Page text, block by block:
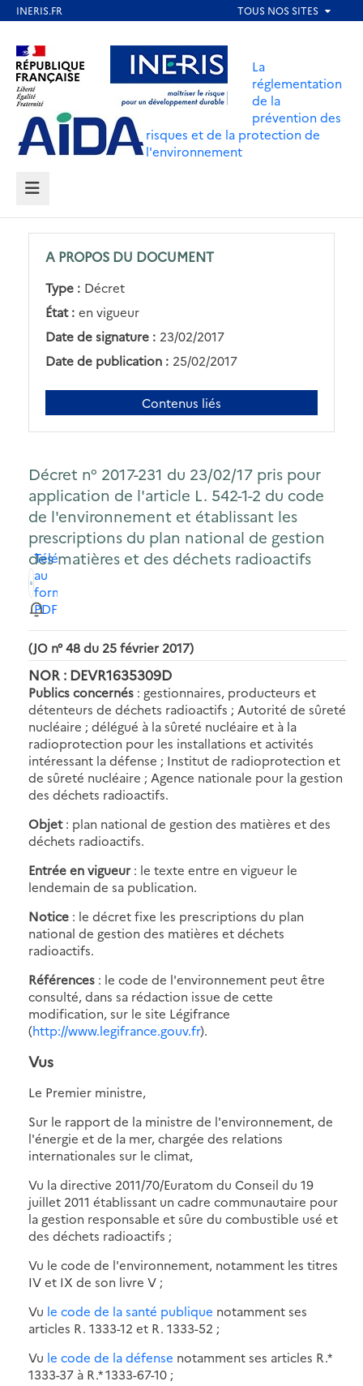
contenu
principal
Aller au contenu Aller au menu
Aller au pied de page
La
réglementation
de la
prévention des
risques et de la protection de
l'environnement
MENU
A PROPOS DU DOCUMENT
Type : Décret
État : en vigueur
Date de signature : 23/02/2017
Date de publication : 25/02/2017
Contenus liés
Décret n° 2017-231 du 23/02/17 pris pour
application de l'article L. 542-1-2 du code
de l'environnement et établissant les
prescriptions du plan national de gestion
des matières et des déchets radioactifs
Télécharger
au
format
PDF
(JO n° 48 du 25 février 2017)
NOR : DEVR1635309D
Publics concernés : gestionnaires, producteurs et
détenteurs de déchets radioactifs ; Autorité de sûreté
nucléaire ; délégué à la sûreté nucléaire et à la
radioprotection pour les installations et activités
intéressant la défense ; Institut de radioprotection et
de sûreté nucléaire ; Agence nationale pour la gestion
des déchets radioactifs.
Objet: plan national de gestion des matières et des
déchets radioactifs.
Entrée en vigueur : le texte entre en vigueur le
lendemain de sa publication.
Notice : le décret fixe les prescriptions du plan
national de gestion des matières et déchets
radioactifs.
Références : le code de l'environnement peut être
consulté, dans sa rédaction issue de cette
modification, sur le site Légifrance
(http://www.legifrance.gouv.fr).
Vus
Le Premier ministre,
Sur le rapport de la ministre de l'environnement, de
l'énergie et de la mer, chargée des relations
internationales sur le climat,
Vu la directive 2011/70/Euratom du Conseil du 19
juillet 2011 établissant un cadre communautaire pour
la gestion responsable et sûre du combustible usé et
des déchets radioactifs ;
Vu le code de l'environnement, notamment les titres
IV et IX de son livre V ;
Vu le code de la santé publique notamment ses
articles R. 1333-12 et R. 1333-52 ;
Vu le code de la défense notamment ses articles R.*
1333-37 à R.* 1333-67-10 ;